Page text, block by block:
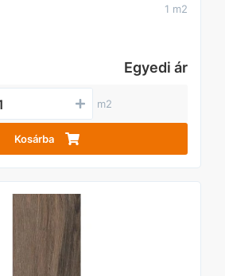
1 m2
Egyedi ár
m2
Kosárba